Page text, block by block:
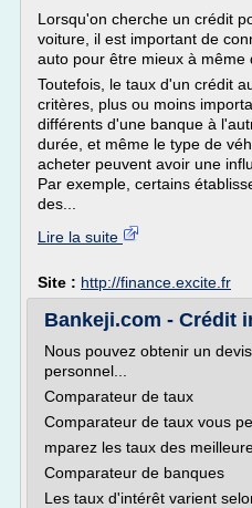
Lorsqu'on cherche un crédit
voiture, il est important de
auto pour être mieux à même
Toutefois, le taux d'un crédit
critères, plus ou moins
différents d'une banque à
durée, et même le type de
acheter peuvent avoir une
Par exemple, certains
des...
Lire la suite
Site : http://finance.excite.fr
Bankeji.com - Crédit
Nous pouvez obtenir un
personnel...
Comparateur de taux
Comparateur de taux vous
mparez les taux des
Comparateur de banques
Les taux d'intérêt varient